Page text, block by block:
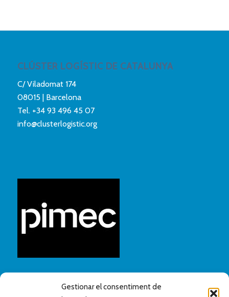
Gestionar el consentiment de
CLÚSTER LOGÍSTIC DE CATALUNYA
C/ Viladomat 174
08015 | Barcelona
Tel. +34 93 496 45 07
info@clusterlogistic.org